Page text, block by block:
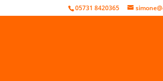
05731 8420365